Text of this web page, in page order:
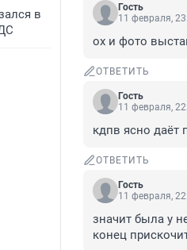
в
Гость
11 февраля,
ох и фото
ОТВЕТИТЬ
Гость
11 февраля,
кдпв ясно даёт
ОТВЕТИТЬ
Гость
11 февраля,
значит была у
конец